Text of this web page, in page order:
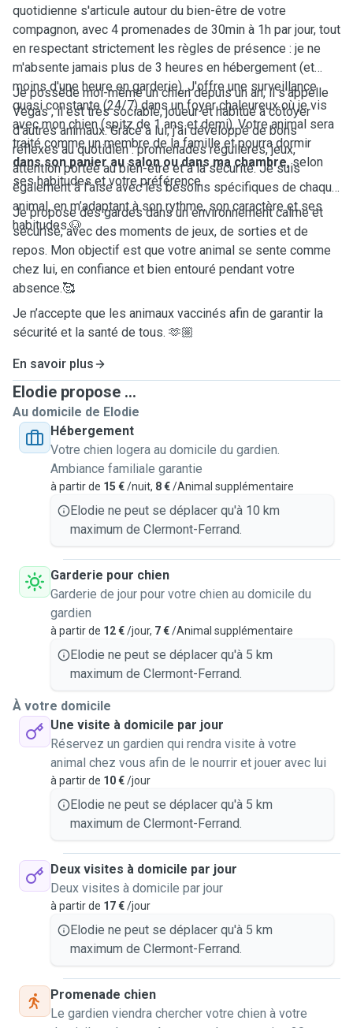
quotidienne s'articule autour du bien-être de votre
compagnon, avec 4 promenades de 30min à 1h par jour, tout
en respectant strictement les règles de présence : je ne
m'absente jamais plus de 3 heures en hébergement (et
moins d'une heure en garderie). J'offre une surveillance
quasi constante (24/7) dans un foyer chaleureux où je vis
avec mon chien (spitz de 1 ans et demi). Votre animal sera
traité comme un membre de la famille et pourra dormir
dans son panier au salon ou dans ma chambre, selon
ses habitudes et votre préférence.
Je possède moi-même un chien depuis un an, il s'appelle
Vegas , il est très sociable, joueur et habitué à côtoyer
d’autres animaux. Grâce à lui, j’ai développé de bons
réflexes au quotidien : promenades régulières, jeux,
attention portée au bien-être et à la sécurité. Je suis
également à l’aise avec les besoins spécifiques de chaque
animal, en m’adaptant à son rythme, son caractère et ses
habitudes.🐶
Je propose des gardes dans un environnement calme et
sécurisé, avec des moments de jeux, de sorties et de
repos. Mon objectif est que votre animal se sente comme
chez lui, en confiance et bien entouré pendant votre
absence.🥰
Je n’accepte que les animaux vaccinés afin de garantir la
sécurité et la santé de tous. 🫶🏼
En savoir plus
Elodie propose ...
Au domicile de Elodie
Hébergement
Votre chien logera au domicile du gardien.
Ambiance familiale garantie
à partir de 15 €/nuit, 8 €/Animal supplémentaire
Elodie ne peut se déplacer qu'à 10 km
maximum de Clermont-Ferrand.
Garderie pour chien
Garderie de jour pour votre chien au domicile du
gardien
à partir de 12 €/jour, 7 €/Animal supplémentaire
Elodie ne peut se déplacer qu'à 5 km
maximum de Clermont-Ferrand.
À votre domicile
Une visite à domicile par jour
Réservez un gardien qui rendra visite à votre
animal chez vous afin de le nourrir et jouer avec lui
à partir de 10 €/jour
Elodie ne peut se déplacer qu'à 5 km
maximum de Clermont-Ferrand.
Deux visites à domicile par jour
Deux visites à domicile par jour
à partir de 17 €/jour
Elodie ne peut se déplacer qu'à 5 km
maximum de Clermont-Ferrand.
Promenade chien
Le gardien viendra chercher votre chien à votre